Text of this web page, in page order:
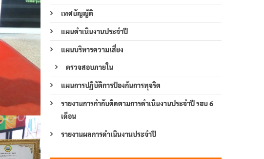
เทศบัญญัติ
แผนดำเนินงานประจำปี
แผนบริหารความเสี่ยง
ตรวจสอบภายใน
แผนการปฏิบัติการป้องกันการทุจริต
รายงานการกำกับติดตามการดำเนินงานประจำปี รอบ 6
เดือน
รายงานผลการดำเนินงานประจำปี